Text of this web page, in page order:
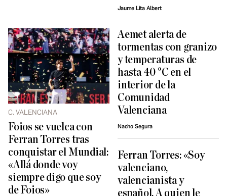
Jaume Lita Albert
C. VALENCIANA
Foios se vuelca con
Ferran Torres tras
conquistar el Mundial:
«Allá donde voy
siempre digo que soy
de Foios»
Aemet alerta de
tormentas con granizo
y temperaturas de
hasta 40 °C en el
interior de la
Comunidad
Valenciana
Nacho Segura
Ferran Torres: «Soy
valenciano,
valencianista y
español. A quien le